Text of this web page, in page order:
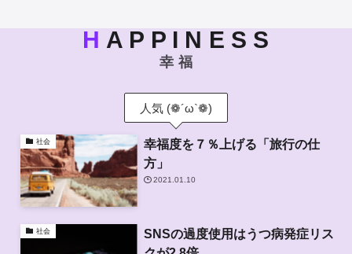
H A P P I N E S S
幸 福
人気 (❁´ω`❁)
社会
幸福度を７％上げる「旅行の仕
方」
2021.01.10
社会
SNSの過度使用はうつ病発症リス